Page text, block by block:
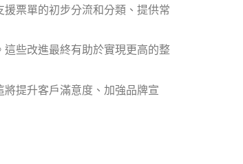
票單的初步分流和分類、提供常
些改進最終有助於實現更高的整
提升客戶滿意度、加強品牌宣